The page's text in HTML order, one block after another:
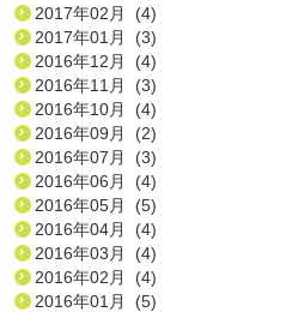
2017年02月 (4)
2017年01月 (3)
2016年12月 (4)
2016年11月 (3)
2016年10月 (4)
2016年09月 (2)
2016年07月 (3)
2016年06月 (4)
2016年05月 (5)
2016年04月 (4)
2016年03月 (4)
2016年02月 (4)
2016年01月 (5)